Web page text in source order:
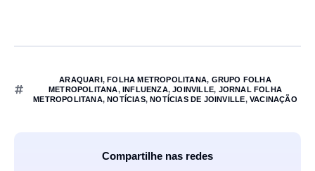
ARAQUARI,FOLHA METROPOLITANA, GRUPO FOLHA
METROPOLITANA,INFLUENZA,JOINVILLE, JORNAL FOLHA
METROPOLITANA,NOTÍCIAS,NOTÍCIAS DE JOINVILLE, VACINAÇÃO
Compartilhe nas redes